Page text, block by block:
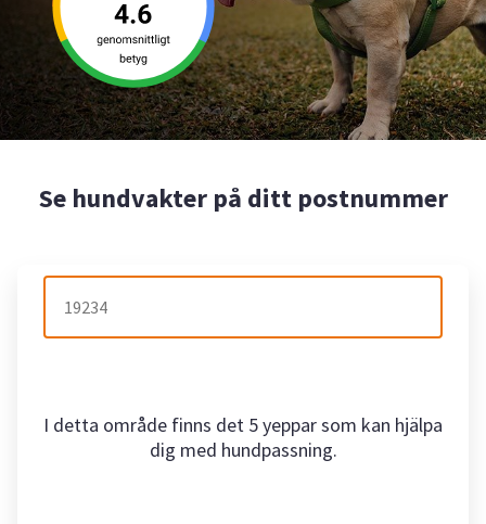
Se hundvakter på ditt postnummer
I detta område finns det 5 yeppar som kan hjälpa
dig med hundpassning.